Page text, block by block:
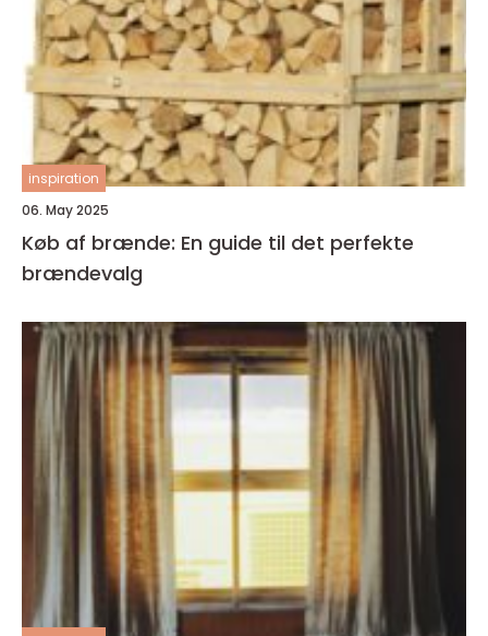
inspiration
06. May 2025
Køb af brænde: En guide til det perfekte
brændevalg